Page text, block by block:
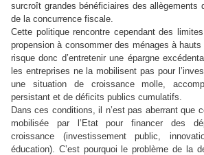
surcroît grandes bénéficiaires des allègements
de la concurrence fiscale.
Cette politique rencontre cependant des
propension à consommer des ménages à
risque donc d’entretenir une épargne
les entreprises ne la mobilisent pas pour
une situation de croissance molle,
persistant et de déficits publics cumulatifs.
Dans ces conditions, il n’est pas aberrant que
mobilisée par l’Etat pour financer des
croissance (investissement public,
éducation). C’est pourquoi le problème de la